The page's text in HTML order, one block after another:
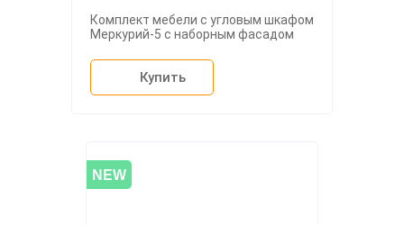
Комплект мебели с угловым шкафом
Меркурий-5 с наборным фасадом
Купить
NEW